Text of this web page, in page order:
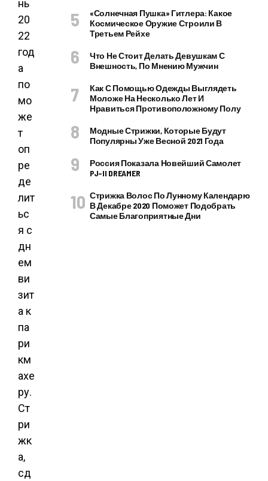
нь
20
22
год
а
по
мо
же
т
оп
ре
де
лит
ьс
я с
дн
ем
ви
зит
а к
па
ри
км
ахе
ру.
Ст
ри
жк
а,
сд
«Солнечная Пушка» Гитлера: Какое
Космическое Оружие Строили В
Третьем Рейхе
Что Не Стоит Делать Девушкам С
Внешность, По Мнению Мужчин
Как С Помощью Одежды Выглядеть
Моложе На Несколько Лет И
Нравиться Противоположному Полу
Модные Стрижки, Которые Будут
Популярны Уже Весной 2021 Года
Россия Показала Новейший Самолет
PJ–II DREAMER
Стрижка Волос По Лунному Календарю
В Декабре 2020 Поможет Подобрать
Самые Благоприятные Дни